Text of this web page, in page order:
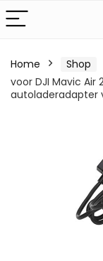
Home Shop
voor DJI Mavic Air
autoladeradapter